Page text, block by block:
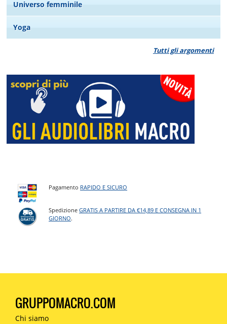
Universo femminile
Yoga
Tutti gli argomenti
Pagamento RAPIDO E SICURO
SpedizioneGRATIS A PARTIRE DA €14,89 E CONSEGNA IN 1
GIORNO.
GRUPPOMACRO.COM
Chi siamo